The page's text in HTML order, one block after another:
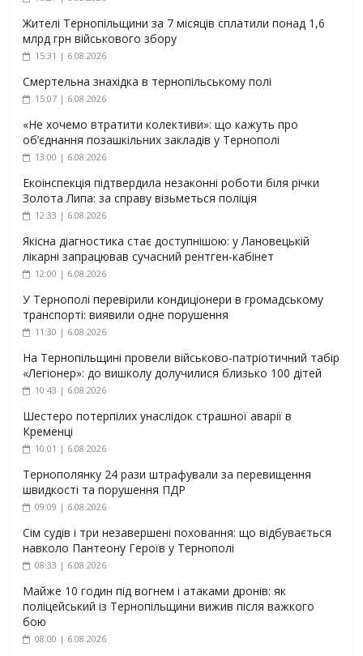
Жителі Тернопільщини за 7 місяців сплатили понад 1,6
млрд грн військового збору
15:31 | 6.08.2026
Смертельна знахідка в тернопільському полі
15:07 | 6.08.2026
«Не хочемо втратити колективи»: що кажуть про
об’єднання позашкільних закладів у Тернополі
13:00 | 6.08.2026
Екоінспекція підтвердила незаконні роботи біля річки
Золота Липа: за справу візьметься поліція
12:33 | 6.08.2026
Якісна діагностика стає доступнішою: у Лановецькій
лікарні запрацював сучасний рентген-кабінет
12:00 | 6.08.2026
У Тернополі перевірили кондиціонери в громадському
транспорті: виявили одне порушення
11:30 | 6.08.2026
На Тернопільщині провели військово-патріотичний табір
«Легіонер»: до вишколу долучилися близько 100 дітей
10:43 | 6.08.2026
Шестеро потерпілих унаслідок страшної аварії в
Кременці
10:01 | 6.08.2026
Тернополянку 24 рази штрафували за перевищення
швидкості та порушення ПДР
09:09 | 6.08.2026
Сім судів і три незавершені поховання: що відбувається
навколо Пантеону Героїв у Тернополі
08:33 | 6.08.2026
Майже 10 годин під вогнем і атаками дронів: як
поліцейський із Тернопільщини вижив після важкого
бою
08:00 | 6.08.2026